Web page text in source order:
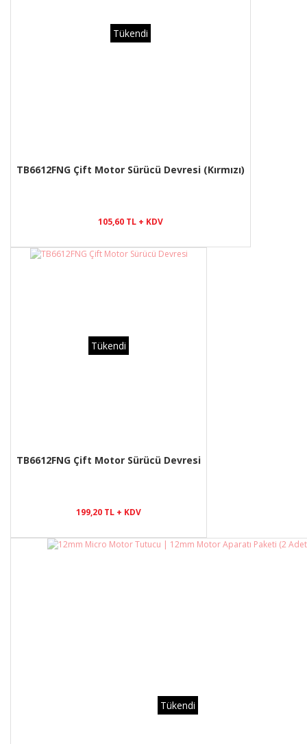
Tükendi
TB6612FNG Çift Motor Sürücü Devresi (Kırmızı)
105,60 TL + KDV
Tükendi
TB6612FNG Çift Motor Sürücü Devresi
199,20 TL + KDV
Tükendi